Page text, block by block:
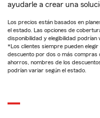
ayudarle a crear una
Los precios están basados en
el estado. Las opciones de
disponibilidad y elegibilidad podrían
*Los clientes siempre pueden
descuento por dos o más compras
ahorros, nombres de los
podrían variar según el estado.